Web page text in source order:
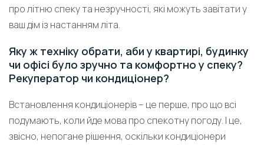
про літню спеку та незручності, які можуть завітати у
ваш дім із настанням літа.
Яку ж техніку обрати, аби у квартирі, будинку
чи офісі було зручно та комфортно у спеку?
Рекуператор чи кондиціонер?
Встановлення кондиціонерів – це перше, про що всі
подумають, коли йде мова про спекотну погоду. І це,
звісно, непогане рішення, оскільки кондиціонери